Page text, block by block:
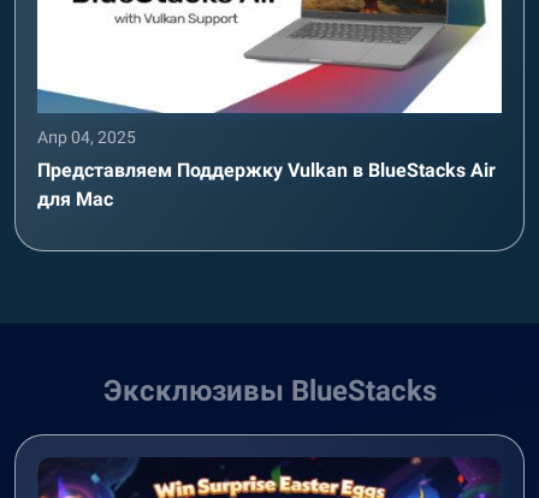
Апр 04, 2025
Представляем Поддержку Vulkan в BlueStacks Air
для Mac
Эксклюзивы BlueStacks